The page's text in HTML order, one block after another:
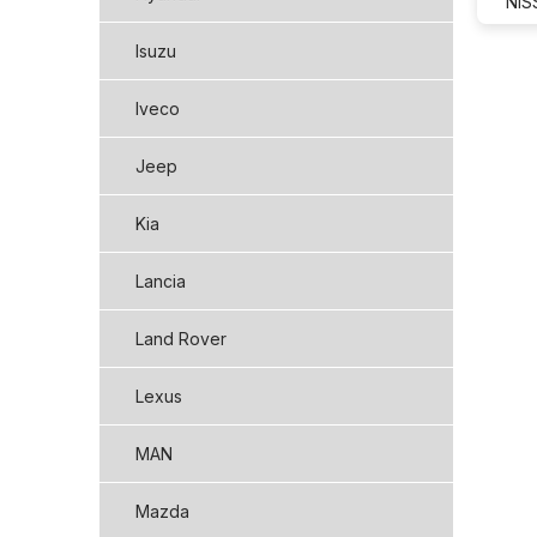
Isuzu
Iveco
Jeep
Kia
Lancia
Land Rover
Lexus
MAN
Mazda